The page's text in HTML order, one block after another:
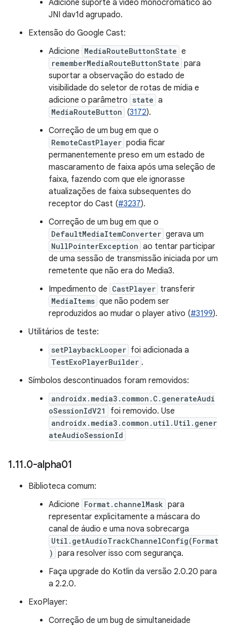
Adicione suporte a vídeo monocromático ao
JNI dav1d agrupado.
Extensão do Google Cast:
Adicione MediaRouteButtonState e
rememberMediaRouteButtonState para
suportar a observação do estado de
visibilidade do seletor de rotas de mídia e
adicione o parâmetro state a
MediaRouteButton (3172).
Correção de um bug em que o
RemoteCastPlayer podia ficar
permanentemente preso em um estado de
mascaramento de faixa após uma seleção de
faixa, fazendo com que ele ignorasse
atualizações de faixa subsequentes do
receptor do Cast (#3237).
Correção de um bug em que o
DefaultMediaItemConverter gerava um
NullPointerException ao tentar participar
de uma sessão de transmissão iniciada por um
remetente que não era do Media3.
Impedimento de CastPlayer transferir
MediaItems que não podem ser
reproduzidos ao mudar o player ativo (#3199).
Utilitários de teste:
setPlaybackLooper foi adicionada a
TestExoPlayerBuilder .
Símbolos descontinuados foram removidos:
androidx.media3.common.C.generateAudi
oSessionIdV21
foi removido. Use
androidx.media3.common.util.Util.gener
ateAudioSessionId
1.11.0-alpha01
Biblioteca comum:
Adicione Format.channelMask para
representar explicitamente a máscara do
canal de áudio e uma nova sobrecarga
Util.getAudioTrackChannelConfig(Format
) para resolver isso com segurança.
Faça upgrade do Kotlin da versão 2.0.20 para
a 2.2.0.
ExoPlayer:
Correção de um bug de simultaneidade